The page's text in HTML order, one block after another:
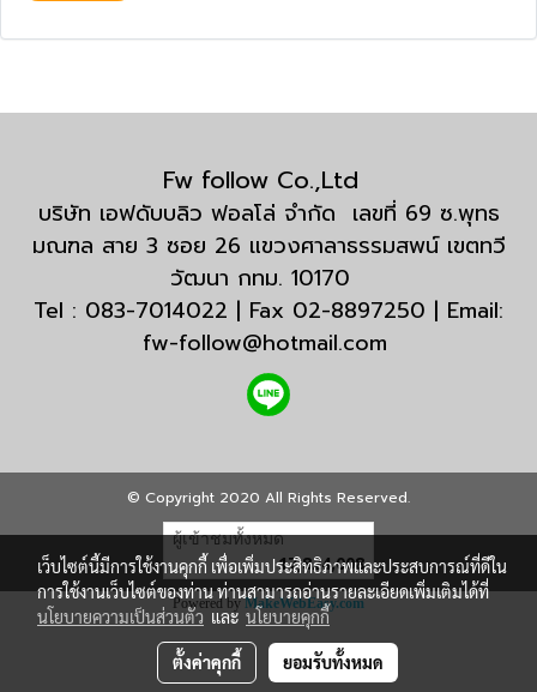
Fw follow Co.,Ltd
บริษัท เอฟดับบลิว ฟอลโล่ จำกัด เลขที่ 69 ซ.พุทธ
มณฑล สาย 3 ซอย 26 แขวงศาลาธรรมสพน์ เขตทวี
วัฒนา กทม. 10170
Tel : 083-7014022 | Fax 02-8897250 | Email:
fw-follow@hotmail.com
© Copyright 2020 All Rights Reserved.
ผู้เข้าชมทั้งหมด
17,824,008
Powered byMakeWebEasy.com
เว็บไซต์นี้มีการใช้งานคุกกี้ เพื่อเพิ่มประสิทธิภาพและประสบการณ์ที่ดีใน
การใช้งานเว็บไซต์ของท่าน ท่านสามารถอ่านรายละเอียดเพิ่มเติมได้ที่
นโยบายความเป็นส่วนตัว และ นโยบายคุกกี้
ตั้งค่าคุกกี้ ยอมรับทั้งหมด